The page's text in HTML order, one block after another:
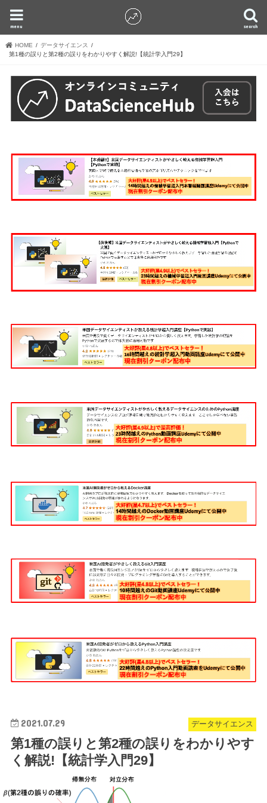
search
menu
HOME
データサイエンス
第1種の誤りと第2種の誤りをわかりやすく解説!【統計学入門29】
データサイエンス
2021.07.29
第1種の誤りと第2種の誤りをわかりやす
く解説!【統計学入門29】